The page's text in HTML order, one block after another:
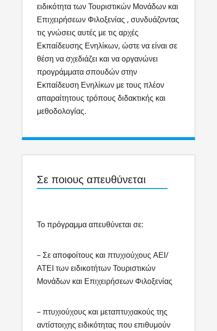
ειδικότητα των Τουριστικών Μονάδων και
Επιχειρήσεων Φιλοξενίας , συνδυάζοντας
τις γνώσεις αυτές με τις αρχές
Εκπαίδευσης Ενηλίκων, ώστε να είναι σε
θέση να σχεδιάζει και να οργανώνει
προγράμματα σπουδών στην
Εκπαίδευση Ενηλίκων με τους πλέον
απαραίτητους τρόπους διδακτικής και
μεθοδολογίας.
Σε ποιους απευθύνεται
Το πρόγραμμα απευθύνεται σε:
– Σε αποφοίτους και πτυχιούχους ΑΕΙ/
ΑΤΕΙ των ειδικοτήτων Τουριστικών
Μονάδων και Επιχειρήσεων Φιλοξενίας
– πτυχιούχους και μεταπτυχιακούς της
αντίστοιχης ειδικότητας που επιθυμούν